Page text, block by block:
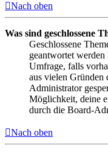
Nach oben
Was sind geschlossene
Geschlossene
geantwortet
Umfrage, falls
aus vielen Gründen
Administrator
Möglichkeit, deine
durch die Board-
Nach oben